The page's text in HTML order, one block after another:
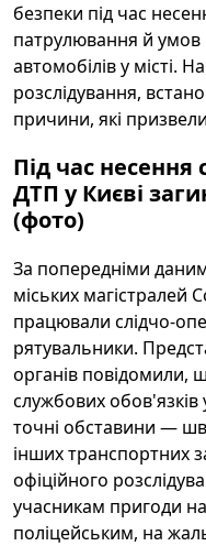
безпеки під час
патрулювання й
автомобілів у місті.
розслідування,
причини, які
Під час
ДТП у Києві
(фото)
За попередніми
міських магістралей
працювали слідчо-
рятувальники.
органів повідомили,
службових
точні обставини —
інших транспортних
офіційного
учасникам пригоди
поліцейським, на